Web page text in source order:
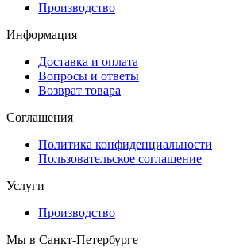
Производство
Информация
Доставка и оплата
Вопросы и ответы
Возврат товара
Соглашения
Политика конфиденциальности
Пользовательское соглашение
Услуги
Производство
Мы в Санкт-Петербурге